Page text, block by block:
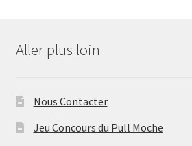
Aller plus loin
Nous Contacter
Jeu Concours du Pull Moche